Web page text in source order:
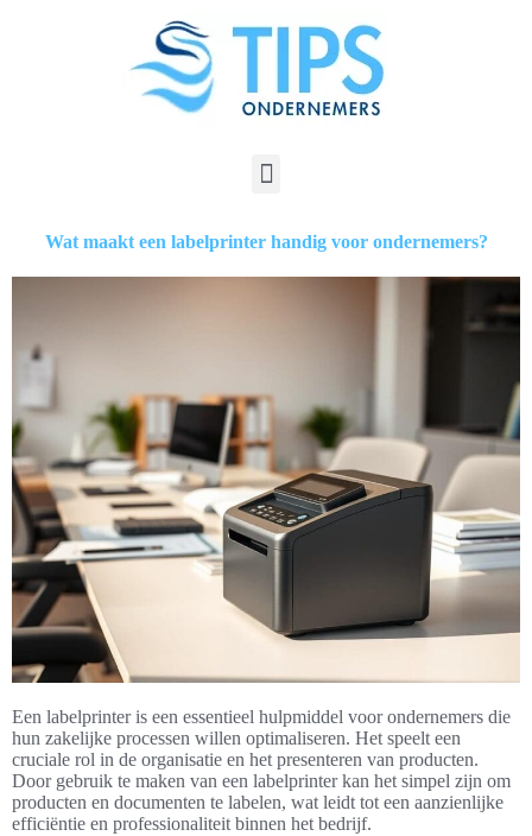
Wat maakt een labelprinter handig voor ondernemers?
Een labelprinter is een essentieel hulpmiddel voor ondernemers die
hun zakelijke processen willen optimaliseren. Het speelt een
cruciale rol in de organisatie en het presenteren van producten.
Door gebruik te maken van een labelprinter kan het simpel zijn om
producten en documenten te labelen, wat leidt tot een aanzienlijke
efficiëntie en professionaliteit binnen het bedrijf.